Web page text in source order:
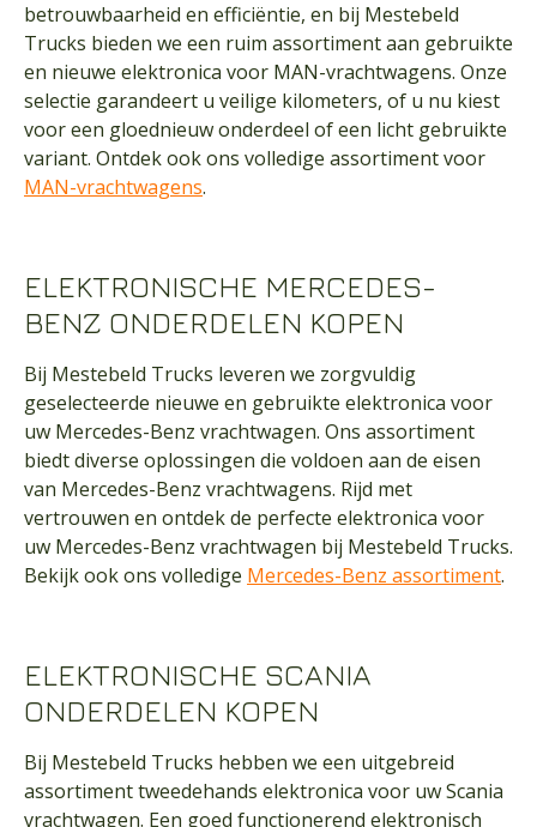
betrouwbaarheid en efficiëntie, en bij Mestebeld
Trucks bieden we een ruim assortiment aan gebruikte
en nieuwe elektronica voor MAN-vrachtwagens. Onze
selectie garandeert u veilige kilometers, of u nu kiest
voor een gloednieuw onderdeel of een licht gebruikte
variant. Ontdek ook ons volledige assortiment voor
MAN-vrachtwagens.
ELEKTRONISCHE MERCEDES-
BENZ ONDERDELEN KOPEN
Bij Mestebeld Trucks leveren we zorgvuldig
geselecteerde nieuwe en gebruikte elektronica voor
uw Mercedes-Benz vrachtwagen. Ons assortiment
biedt diverse oplossingen die voldoen aan de eisen
van Mercedes-Benz vrachtwagens. Rijd met
vertrouwen en ontdek de perfecte elektronica voor
uw Mercedes-Benz vrachtwagen bij Mestebeld Trucks.
Bekijk ook ons volledige Mercedes-Benz assortiment.
ELEKTRONISCHE SCANIA
ONDERDELEN KOPEN
Bij Mestebeld Trucks hebben we een uitgebreid
assortiment tweedehands elektronica voor uw Scania
vrachtwagen. Een goed functionerend elektronisch